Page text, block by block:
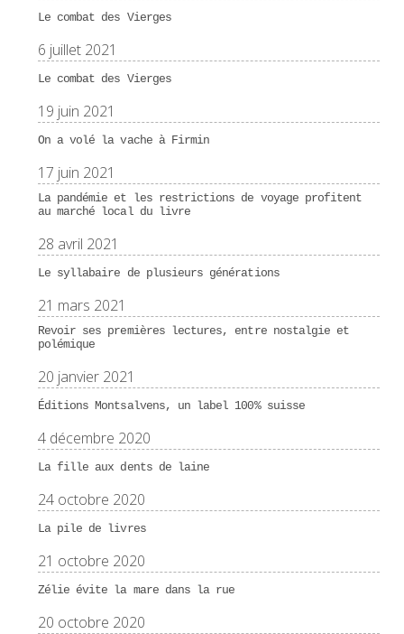
Le combat des Vierges
6 juillet 2021
Le combat des Vierges
19 juin 2021
On a volé la vache à Firmin
17 juin 2021
La pandémie et les restrictions de voyage profitent
au marché local du livre
28 avril 2021
Le syllabaire de plusieurs générations
21 mars 2021
Revoir ses premières lectures, entre nostalgie et
polémique
20 janvier 2021
Éditions Montsalvens, un label 100% suisse
4 décembre 2020
La fille aux dents de laine
24 octobre 2020
La pile de livres
21 octobre 2020
Zélie évite la mare dans la rue
20 octobre 2020